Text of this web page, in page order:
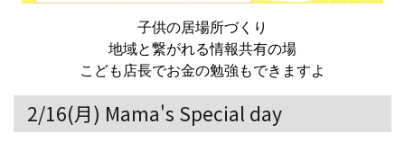
子供の居場所づくり
地域と繋がれる情報共有の場
こども店長でお金の勉強もできますよ
2/16(月) Mama's Special day